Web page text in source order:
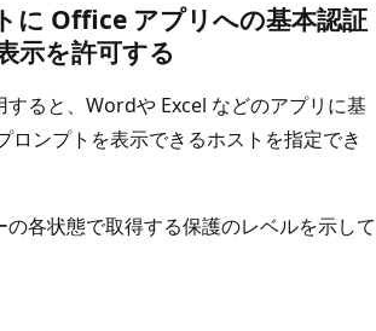
に Office アプリへの基本認証
示を許可する
すると、Wordや Excel などのアプリに基
ロンプトを表示できるホストを指定でき
の各状態で取得する保護のレベルを示して